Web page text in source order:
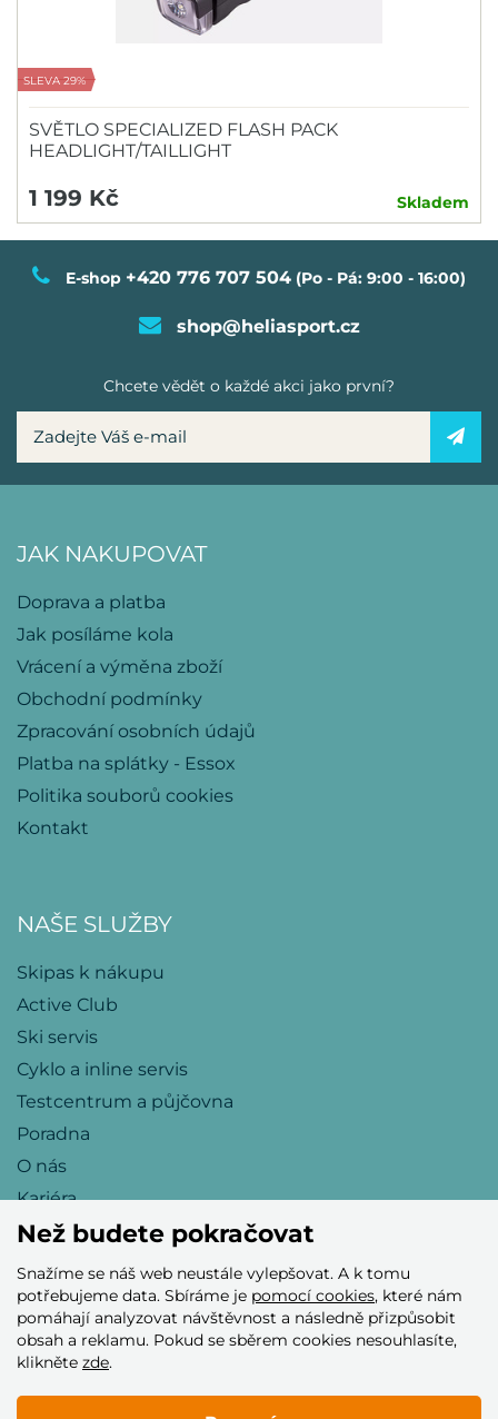
SLEVA 29%
SVĚTLO SPECIALIZED FLASH PACK
HEADLIGHT/TAILLIGHT
1 199 Kč Skladem
E-shop +420 776 707 504 (Po - Pá: 9:00 - 16:00)
shop@heliasport.cz
Chcete vědět o každé akci jako první?
JAK NAKUPOVAT
Doprava a platba
Jak posíláme kola
Vrácení a výměna zboží
Obchodní podmínky
Zpracování osobních údajů
Platba na splátky - Essox
Politika souborů cookies
Kontakt
NAŠE SLUŽBY
Skipas k nákupu
Active Club
Ski servis
Cyklo a inline servis
Testcentrum a půjčovna
Poradna
O nás
Kariéra
Přijímáme tyto platební karty
Než budete pokračovat
Snažíme se náš web neustále vylepšovat. A k tomu
potřebujeme data. Sbíráme je pomocí cookies, které nám
pomáhají analyzovat návštěvnost a následně přizpůsobit
obsah a reklamu. Pokud se sběrem cookies nesouhlasíte,
klikněte zde.